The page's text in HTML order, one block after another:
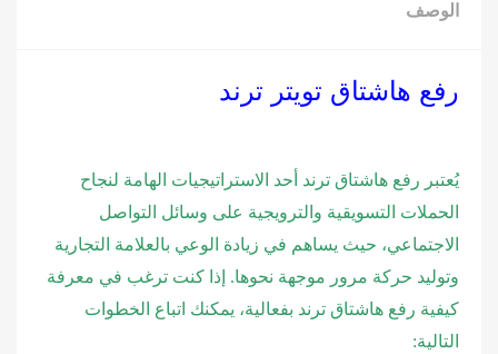
الوصف
رفع هاشتاق تويتر ترند
يُعتبر رفع هاشتاق ترند أحد الاستراتيجيات الهامة لنجاح
الحملات التسويقية والترويجية على وسائل التواصل
الاجتماعي، حيث يساهم في زيادة الوعي بالعلامة التجارية
وتوليد حركة مرور موجهة نحوها. إذا كنت ترغب في معرفة
كيفية رفع هاشتاق ترند بفعالية، يمكنك اتباع الخطوات
التالية: